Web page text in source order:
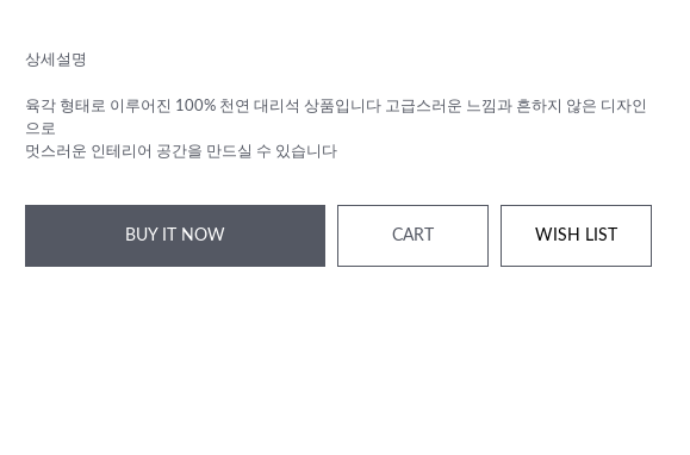
상세설명
육각 형태로 이루어진 100% 천연 대리석 상품입니다 고급스러운 느낌과 흔하지 않은 디자인
으로
멋스러운 인테리어 공간을 만드실 수 있습니다
BUY IT NOW CART WISH LIST